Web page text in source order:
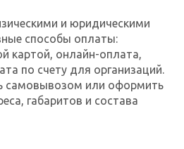
и юридическими
способы оплаты:
картой, онлайн-оплата,
по счету для организаций.
самовывозом или оформить
габаритов и состава